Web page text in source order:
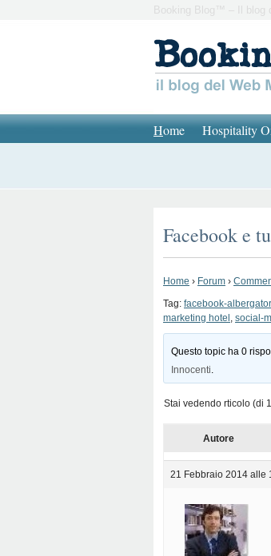
Booking Blog™ – Il blog
Home Hospitality
Facebook e
Home › Forum ›
Tag: facebook-
marketing hotel , social-
Questo topic ha 0
Innocenti.
Stai vedendo rticolo (di
Autore
21 Febbraio 2014 alle